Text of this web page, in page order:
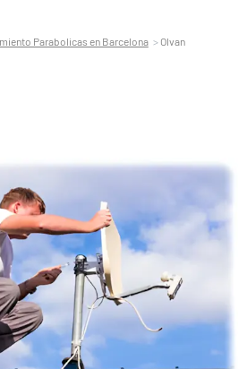
Parabolicas en Barcelona Olvan